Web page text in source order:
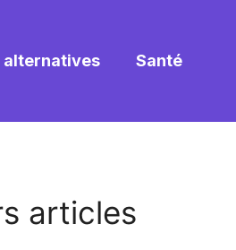
alternatives Santé
articles